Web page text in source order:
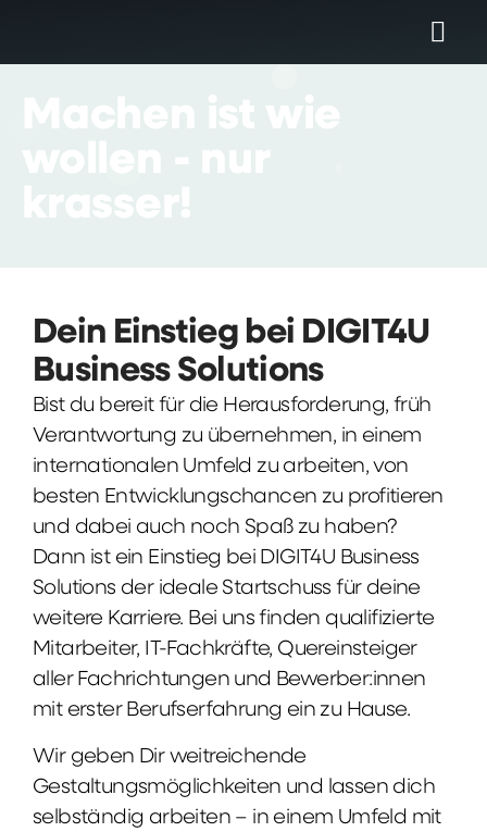
Dein Einstieg bei DIGIT4U
Business Solutions
Bist du bereit für die Herausforderung, früh
Verantwortung zu übernehmen, in einem
internationalen Umfeld zu arbeiten, von
besten Entwicklungschancen zu profitieren
und dabei auch noch Spaß zu haben?
Dann ist ein Einstieg bei DIGIT4U Business
Solutions der ideale Startschuss für deine
weitere Karriere. Bei uns finden qualifizierte
Mitarbeiter, IT-Fachkräfte, Quereinsteiger
aller Fachrichtungen und Bewerber:innen
mit erster Berufserfahrung ein zu Hause.
Wir geben Dir weitreichende
Gestaltungsmöglichkeiten und lassen dich
selbständig arbeiten – in einem Umfeld mit